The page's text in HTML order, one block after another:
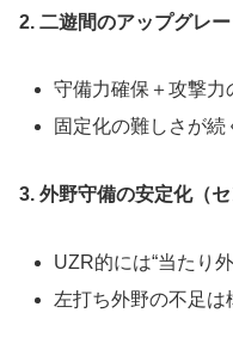
2. 二遊間のアップグレー
守備力確保＋攻撃力
固定化の難しさが続
3. 外野守備の安定化（セ
UZR的には“当たり
左打ち外野の不足は